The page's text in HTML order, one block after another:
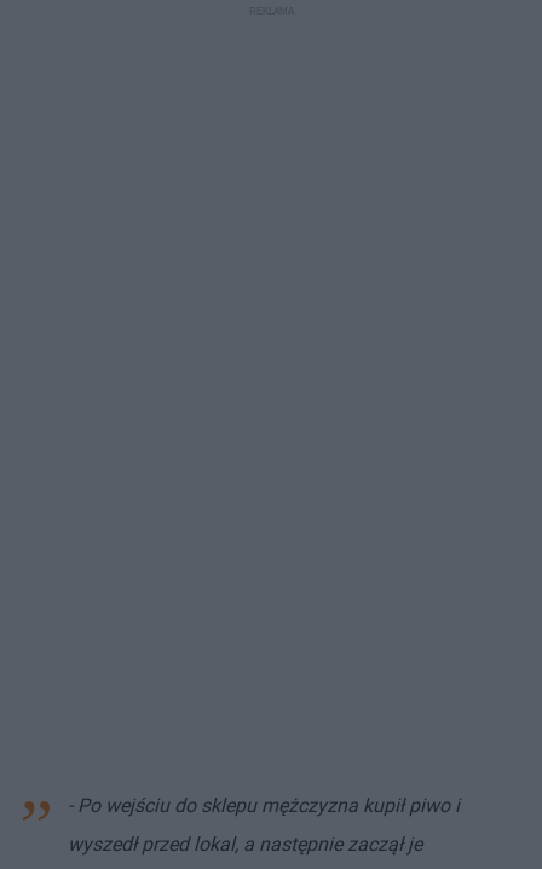
- Po wejściu do sklepu mężczyzna kupił piwo i
wyszedł przed lokal, a następnie zaczął je